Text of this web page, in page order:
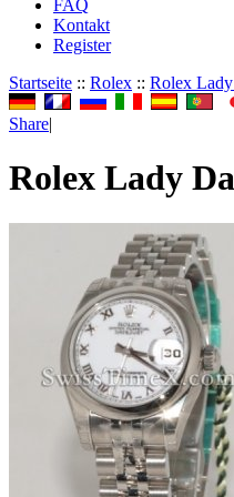
FAQ
Kontakt
Register
Startseite :: Rolex :: Rolex
Share|
Rolex Lady